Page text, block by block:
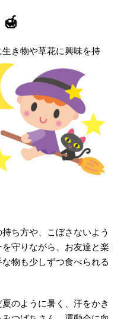
き物や草花に興味を持
ち方や、こぼさないよう
守りながら、お友達と楽
物も少しずつ食べられる
のように暑く、汗をかき